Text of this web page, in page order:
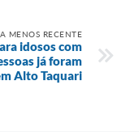
MENOS RECENTE
idosos com
já foram
Alto Taquari